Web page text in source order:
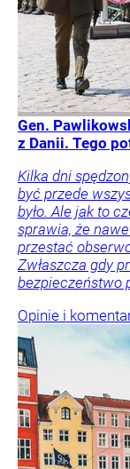
Gen.
z Danii. Tego
Kilka dni
być przede
było. Ale jak to
sprawia, że
przestać
Zwłaszcza gdy
bezpieczeństwo
Opinie i